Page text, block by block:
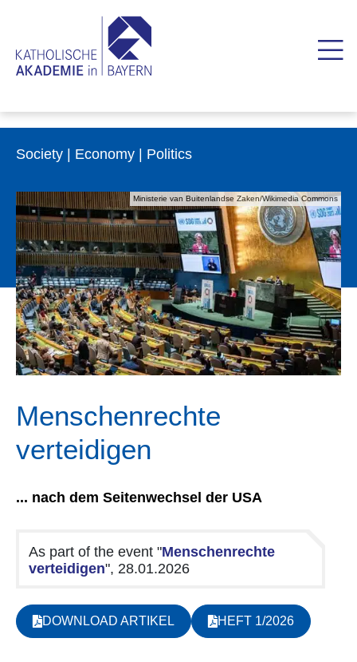
Society | Economy | Politics
Menschenrechte
verteidigen
... nach dem Seitenwechsel der USA
As part of the event "Menschenrechte
verteidigen", 28.01.2026
DOWNLOAD ARTIKEL HEFT 1/2026
Ministerie van Buitenlandse Zaken/Wikimedia Commons